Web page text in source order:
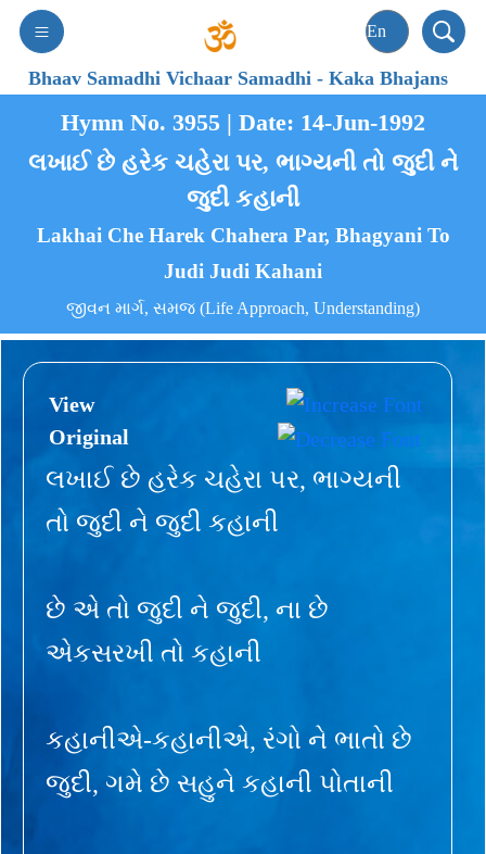
Bhaav Samadhi Vichaar Samadhi-Kaka Bhajans
Hymn No. 3955 | Date: 14-Jun-1992
લખાઈ છે હરેક ચહેરા પર, ભાગ્યની તો જુદી ને
જુદી કહાની
Lakhai Che Harek Chahera Par, Bhagyani To
Judi Judi Kahani
જીવન માર્ગ, સમજ (Life Approach, Understanding)
View
Original
લખાઈ છે હરેક ચહેરા પર, ભાગ્યની
તો જુદી ને જુદી કહાની
છે એ તો જુદી ને જુદી, ના છે
એકસરખી તો કહાની
કહાનીએ-કહાનીએ, રંગો ને ભાતો છે
જુદી, ગમે છે સહુને કહાની પોતાની